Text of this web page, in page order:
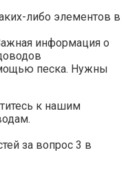
либо элементов в
информация о
песка. Нужны
к нашим
за вопрос 3 в